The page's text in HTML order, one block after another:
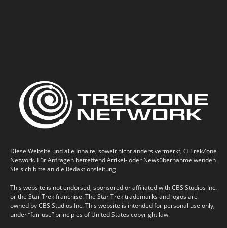
Diese Website und alle Inhalte, soweit nicht anders vermerkt, © TrekZone
Network. Für Anfragen betreffend Artikel- oder Newsübernahme wenden
Sie sich bitte an die Redaktionsleitung.
This website is not endorsed, sponsored or affiliated with CBS Studios Inc.
or the Star Trek franchise. The Star Trek trademarks and logos are
owned by CBS Studios Inc. This website is intended for personal use only,
under “fair use” principles of United States copyright law.